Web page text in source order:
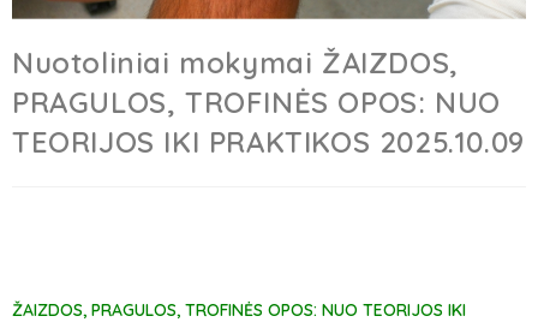
Nuotoliniai mokymai ŽAIZDOS,
PRAGULOS, TROFINĖS OPOS: NUO
TEORIJOS IKI PRAKTIKOS 2025.10.09
ŽAIZDOS, PRAGULOS, TROFINĖS OPOS: NUO TEORIJOS IKI